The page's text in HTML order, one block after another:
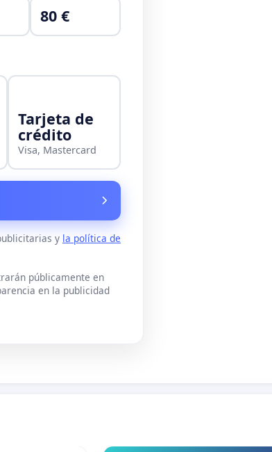
80 €
Tarjeta de
crédito
Visa, Mastercard
y la política de
públicamente en
en la publicidad